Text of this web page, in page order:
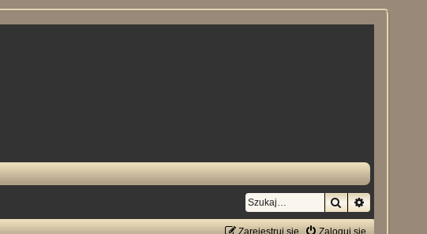
Szukaj
Zaloguj się
Zarejestruj się